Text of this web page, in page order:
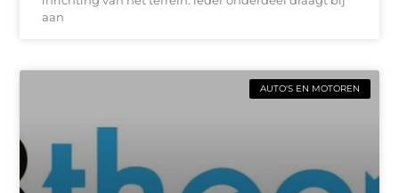
aan
AUTO'S EN MOTOREN